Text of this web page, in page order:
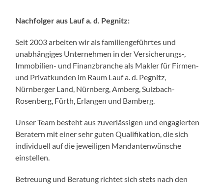
Nachfolger aus Lauf a. d. Pegnitz:
Seit 2003 arbeiten wir als familiengeführtes und
unabhängiges Unternehmen in der Versicherungs-,
Immobilien- und Finanzbranche als Makler für Firmen-
und Privatkunden im Raum Lauf a. d. Pegnitz,
Nürnberger Land, Nürnberg, Amberg, Sulzbach-
Rosenberg, Fürth, Erlangen und Bamberg.
Unser Team besteht aus zuverlässigen und engagierten
Beratern mit einer sehr guten Qualifikation, die sich
individuell auf die jeweiligen Mandantenwünsche
einstellen.
Betreuung und Beratung richtet sich stets nach den